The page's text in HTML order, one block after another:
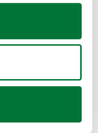
geográfica
(huellas
procesan sus